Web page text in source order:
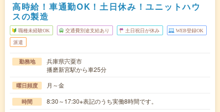
高時給！車通勤OK！土日休み！ユニットハウ
スの製造
職種未経験OK 交通費別途支給あり 土日祝日が休み WEB登録OK
派遣
勤務地
兵庫県宍粟市
播磨新宮駅から車25分
曜日頻度 月～金
時間 8:30～17:30※表記のうち実働8時間です。